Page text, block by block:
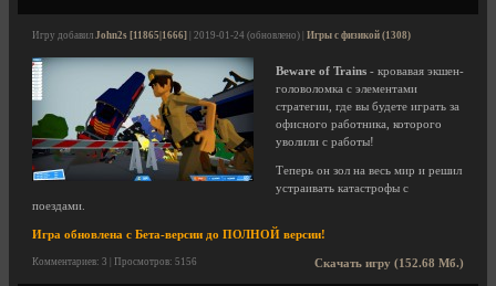
Игру добавил John2s [11865|1666] | 2019-01-24 (обновлено) | Игры с физикой (1308)
Beware of Trains - кровавая экшен-
головоломка с элементами
стратегии, где вы будете играть за
офисного работника, которого
уволили с работы!
Теперь он зол на весь мир и решил
устраивать катастрофы с
поездами.
Игра обновлена с Бета-версии до ПОЛНОЙ версии!
Скачать игру (152.68 Мб.)
Комментариев: 3 | Просмотров: 5156